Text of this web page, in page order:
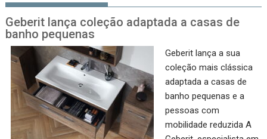
Geberit lança coleção adaptada a casas de
banho pequenas
Geberit lança a sua
coleção mais clássica
adaptada a casas de
banho pequenas e a
pessoas com
mobilidade reduzida A